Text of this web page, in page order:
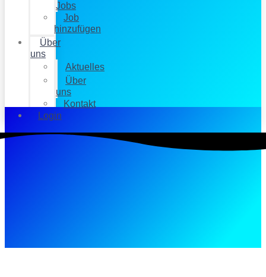
Jobs
Job
hinzufügen
Über
uns
Aktuelles
Über
uns
Kontakt
Login